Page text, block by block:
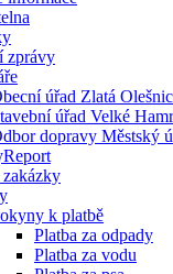
zprávy
úřad Zlatá
úřad Velké
dopravy Městský
zakázky
k platbě
Platba za odpady
Platba za vodu